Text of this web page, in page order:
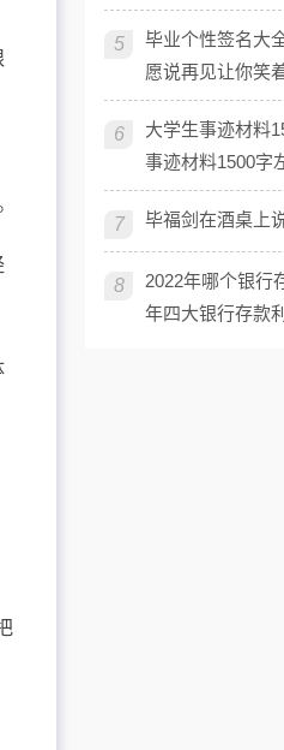
5
毕业个性签名大
愿说再见让你笑
6
大学生事迹材料
事迹材料1500字
7 毕福剑在酒桌上
8
2022年哪个银行
年四大银行存款